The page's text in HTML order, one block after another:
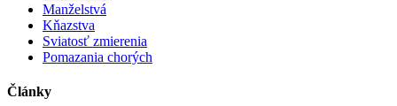
Manželstvá
Kňazstva
Sviatosť zmierenia
Pomazania chorých
Články